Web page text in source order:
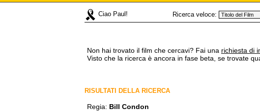
Ciao Paul! Ricerca veloce:
Non hai trovato il film che cercavi? Fai una richiesta di
Visto che la ricerca è ancora in fase beta, se trovate
RISULTATI DELLA RICERCA
Regia: Bill Condon